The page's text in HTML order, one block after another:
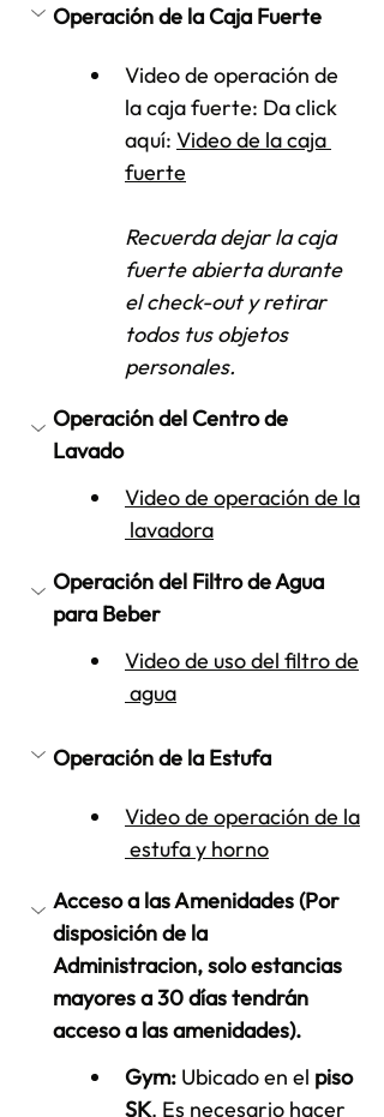
Operación de la Caja Fuerte
Video de operación de
la caja fuerte: Da click
aquí: Video de la caja
fuerte
Recuerda dejar la caja
fuerte abierta durante
el check-out y retirar
todos tus objetos
personales.
Operación del Centro de
Lavado
Video de operación de la
lavadora
Operación del Filtro de Agua
para Beber
Video de uso del filtro de
agua
Operación de la Estufa
Video de operación de la
estufa y horno
Acceso a las Amenidades (Por
disposición de la
Administracion, solo estancias
mayores a 30 días tendrán
acceso a las amenidades).
Gym: Ubicado en el piso
SK. Es necesario hacer